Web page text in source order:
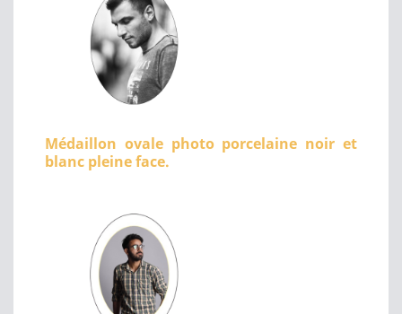
Médaillon ovale photo porcelaine noir et
blanc pleine face.